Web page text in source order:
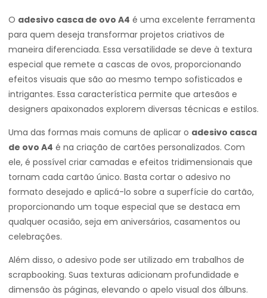
O adesivo casca de ovo A4 é uma excelente ferramenta
para quem deseja transformar projetos criativos de
maneira diferenciada. Essa versatilidade se deve à textura
especial que remete a cascas de ovos, proporcionando
efeitos visuais que são ao mesmo tempo sofisticados e
intrigantes. Essa característica permite que artesãos e
designers apaixonados explorem diversas técnicas e estilos.
Uma das formas mais comuns de aplicar o adesivo casca
de ovo A4 é na criação de cartões personalizados. Com
ele, é possível criar camadas e efeitos tridimensionais que
tornam cada cartão único. Basta cortar o adesivo no
formato desejado e aplicá-lo sobre a superfície do cartão,
proporcionando um toque especial que se destaca em
qualquer ocasião, seja em aniversários, casamentos ou
celebrações.
Além disso, o adesivo pode ser utilizado em trabalhos de
scrapbooking. Suas texturas adicionam profundidade e
dimensão às páginas, elevando o apelo visual dos álbuns.